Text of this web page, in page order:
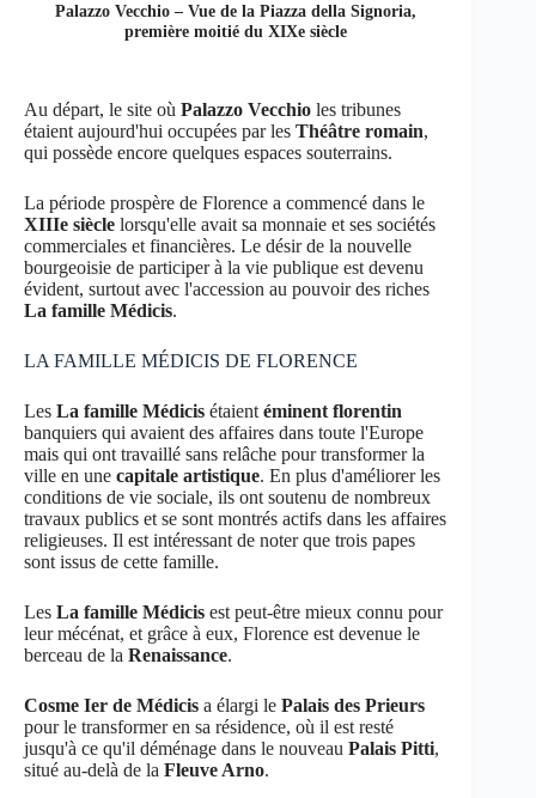
Palazzo Vecchio – Vue de la Piazza della Signoria,
première moitié du XIXe siècle
Au départ, le site où Palazzo Vecchio les tribunes
étaient aujourd'hui occupées par les Théâtre romain,
qui possède encore quelques espaces souterrains.
La période prospère de Florence a commencé dans le
XIIIe siècle lorsqu'elle avait sa monnaie et ses sociétés
commerciales et financières. Le désir de la nouvelle
bourgeoisie de participer à la vie publique est devenu
évident, surtout avec l'accession au pouvoir des riches
La famille Médicis.
LA FAMILLE MÉDICIS DE FLORENCE
Les La famille Médicis étaient éminent florentin
banquiers qui avaient des affaires dans toute l'Europe
mais qui ont travaillé sans relâche pour transformer la
ville en une capitale artistique. En plus d'améliorer les
conditions de vie sociale, ils ont soutenu de nombreux
travaux publics et se sont montrés actifs dans les affaires
religieuses. Il est intéressant de noter que trois papes
sont issus de cette famille.
Les La famille Médicis est peut-être mieux connu pour
leur mécénat, et grâce à eux, Florence est devenue le
berceau de la Renaissance.
Cosme Ier de Médicis a élargi le Palais des Prieurs
pour le transformer en sa résidence, où il est resté
jusqu'à ce qu'il déménage dans le nouveau Palais Pitti,
situé au-delà de la Fleuve Arno.